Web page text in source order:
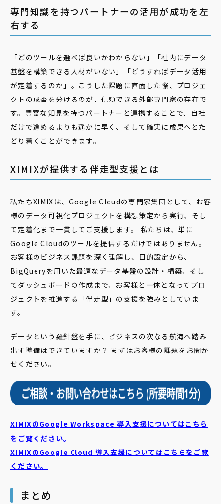
専門知識を持つパートナーの活用が成功を左
右する
「どのツールを選べば良いかわからない」「社内にデータ
基盤を構築できる人材がいない」「どうすればデータ活用
が定着するのか」。こうした課題に直面した際、プロジェ
クトの成否を分けるのが、信頼できる外部専門家の存在で
す。豊富な知見を持つパートナーと連携することで、自社
だけで進めるよりも遥かに早く、そして確実に成果へとた
どり着くことができます。
XIMIXが提供する伴走型支援とは
私たちXIMIXは、Google Cloudの専門家集団として、お客
様のデータ可視化プロジェクトを構想策定から実行、そし
て定着化まで一貫してご支援します。 私たちは、単に
Google Cloudのツールを提供するだけではありません。
お客様のビジネス課題を深く理解し、目的設定から、
BigQueryを用いた最適なデータ基盤の設計・構築、そし
てダッシュボードの作成まで、お客様と一体となってプロ
ジェクトを推進する「伴走型」の支援を強みとしていま
す。
データという羅針盤を手に、ビジネスの次なる航海へ踏み
出す準備はできていますか？ まずはお客様の課題をお聞か
せください。
XIMIXのGoogle Workspace 導入支援についてはこちら
をご覧ください。
XIMIXのGoogle Cloud 導入支援についてはこちらをご覧
ください。
まとめ